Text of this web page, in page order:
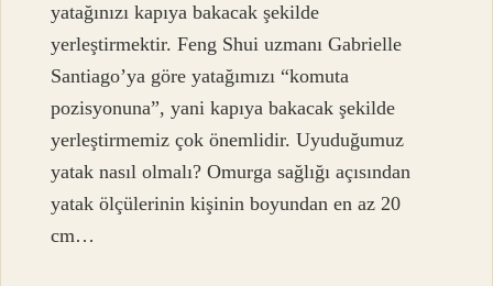
yatağınızı kapıya bakacak şekilde
yerleştirmektir. Feng Shui uzmanı Gabrielle
Santiago’ya göre yatağımızı “komuta
pozisyonuna”, yani kapıya bakacak şekilde
yerleştirmemiz çok önemlidir. Uyuduğumuz
yatak nasıl olmalı? Omurga sağlığı açısından
yatak ölçülerinin kişinin boyundan en az 20
cm…